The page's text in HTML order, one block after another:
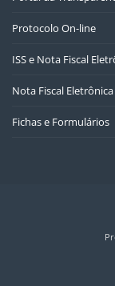
Protocolo On-line
ISS e Nota Fiscal
Nota Fiscal Eletrônica
Fichas e Formulários